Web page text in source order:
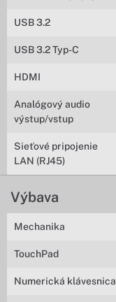
USB 3.2
USB 3.2 Typ-C
HDMI
Analógový audio
výstup/vstup
Sieťové pripojenie
LAN (RJ45)
Výbava
Mechanika
TouchPad
Numerická klávesnica